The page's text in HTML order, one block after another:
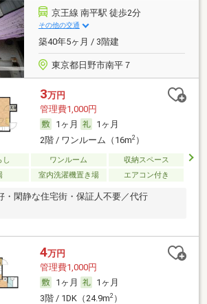
京王線 南平駅 徒歩2分
その他の交通
築40年5ヶ月 / 3階建
東京都日野市南平７
3万円
管理費1,000円
1ヶ月
1ヶ月
2階 / ワンルーム（16m2）
し ワンルーム
収納スペース
室内洗濯機置き場 エアコン付き
・閑静な住宅街・保証人不要／代行
4万円
管理費1,000円
1ヶ月
1ヶ月
3階 / 1DK（24.9m2）